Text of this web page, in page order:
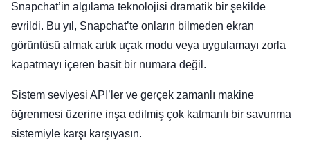
Snapchat’in algılama teknolojisi dramatik bir şekilde
evrildi. Bu yıl, Snapchat’te onların bilmeden ekran
görüntüsü almak artık uçak modu veya uygulamayı zorla
kapatmayı içeren basit bir numara değil.
Sistem seviyesi API’ler ve gerçek zamanlı makine
öğrenmesi üzerine inşa edilmiş çok katmanlı bir savunma
sistemiyle karşı karşıyasın.